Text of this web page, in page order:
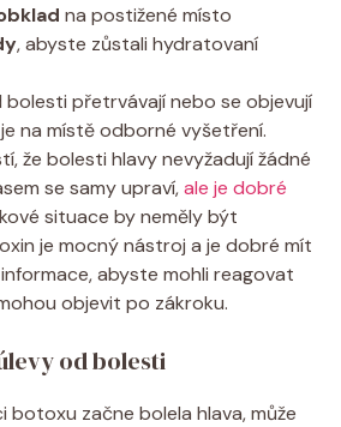
na postižené místo
, abyste zůstali hydratovaní
bolesti přetrvávají nebo se objevují
na místě odborné vyšetření.
že bolesti hlavy nevyžadují žádné
se samy upraví,ale je dobré
situace by neměly být
je mocný nástroj a je dobré mít
abyste mohli reagovat
objevit po zákroku.
od bolesti
botoxu začne bolela hlava, může